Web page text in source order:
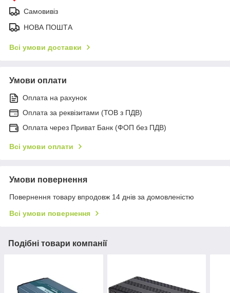
Самовивіз
НОВА ПОШТА
Всі умови доставки
Умови оплати
Оплата на рахунок
Оплата за реквізитами (ТОВ з ПДВ)
Оплата через Приват Банк (ФОП без ПДВ)
Всі умови оплати
Умови повернення
Повернення товару впродовж 14 днів за домовленістю
Всі умови повернення
Подібні товари компанії